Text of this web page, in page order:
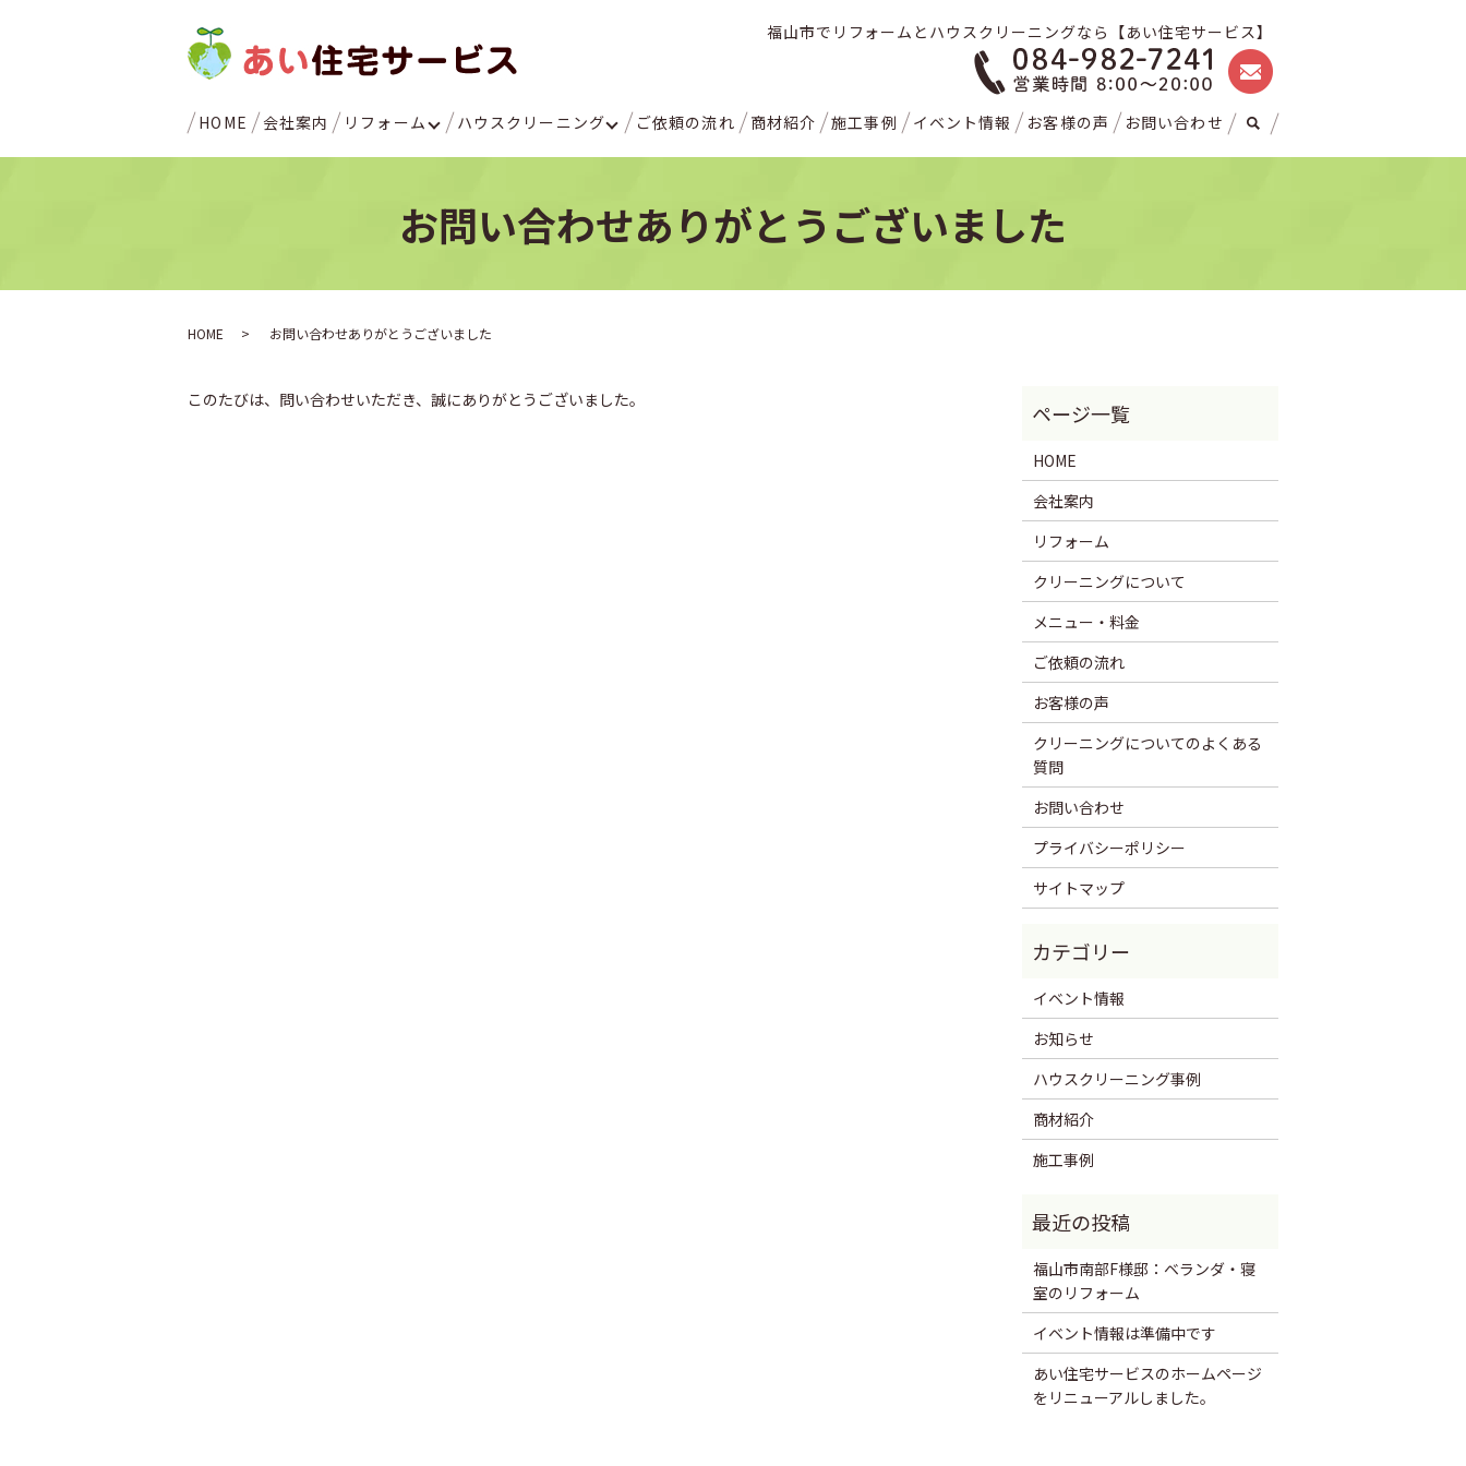
HOME 会社案内 リフォーム ハウスクリーニング ご依頼の流れ 商材紹介 施工事例 イベント情報 お客様の声 お問い合わせ
福山市でリフォームとハウスクリーニングなら【あい住宅サービス】
お問い合わせありがとうございました
HOME お問い合わせありがとうございました
このたびは、問い合わせいただき、誠にありがとうございました。
HOME
会社案内
リフォーム
クリーニングについて
メニュー・料金
ご依頼の流れ
お客様の声
クリーニングについてのよくある
質問
お問い合わせ
プライバシーポリシー
サイトマップ
イベント情報
お知らせ
ハウスクリーニング事例
商材紹介
施工事例
福山市南部F様邸：ベランダ・寝
室のリフォーム
イベント情報は準備中です
あい住宅サービスのホームページ
をリニューアルしました。